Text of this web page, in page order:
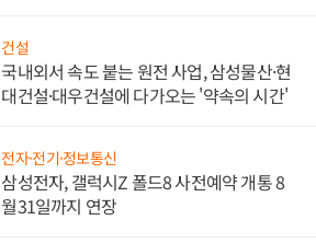
건설
국내외서 속도 붙는 원전 사업, 삼성물산·현
대건설·대우건설에 다가오는 '약속의 시간'
전자·전기·정보통신
삼성전자, 갤럭시Z 폴드8 사전예약 개통 8
월31일까지 연장